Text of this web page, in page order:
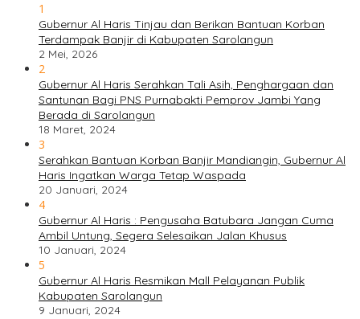
1
Gubernur Al Haris Tinjau dan Berikan Bantuan Korban
Terdampak Banjir di Kabupaten Sarolangun
2 Mei, 2026
2
Gubernur Al Haris Serahkan Tali Asih, Penghargaan dan
Santunan Bagi PNS Purnabakti Pemprov Jambi Yang
Berada di Sarolangun
18 Maret, 2024
3
Serahkan Bantuan Korban Banjir Mandiangin, Gubernur Al
Haris Ingatkan Warga Tetap Waspada
20 Januari, 2024
4
Gubernur Al Haris : Pengusaha Batubara Jangan Cuma
Ambil Untung, Segera Selesaikan Jalan Khusus
10 Januari, 2024
5
Gubernur Al Haris Resmikan Mall Pelayanan Publik
Kabupaten Sarolangun
9 Januari, 2024